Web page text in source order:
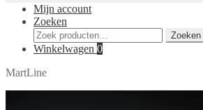
Mijn account
Zoeken
Zoeken
naar:
Zoeken
Winkelwagen 0
MartLine